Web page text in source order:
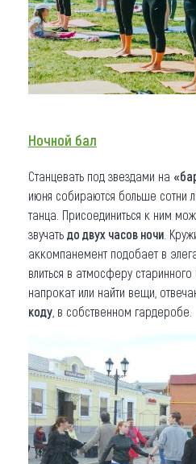
Ночной бал
Станцевать под звездами на
июня собираются больше сотни
танца. Присоединиться к ним
звучать до двух часов ночи .
аккомпанемент подобает в
влиться в атмосферу
напрокат или найти вещи,
коду , в собственном гардеробе.